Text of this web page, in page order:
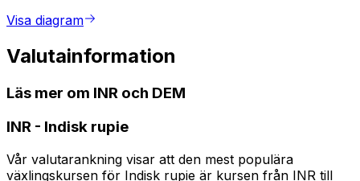
Visa diagram
Valutainformation
Läs mer om INR och DEM
INR - Indisk rupie
Vår valutarankning visar att den mest populära
växlingskursen för Indisk rupie är kursen från INR till